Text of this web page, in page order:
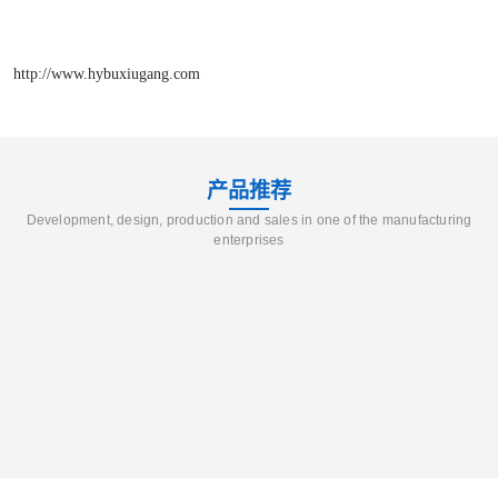
http://www.hybuxiugang.com
产品推荐
Development, design, production and sales in one of the manufacturing
enterprises